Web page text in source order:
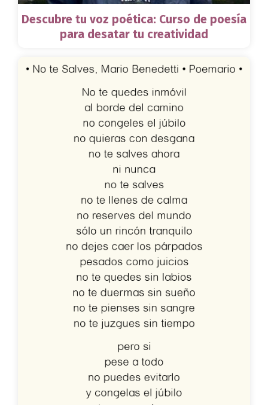
Descubre tu voz poética: Curso de poesía
para desatar tu creatividad